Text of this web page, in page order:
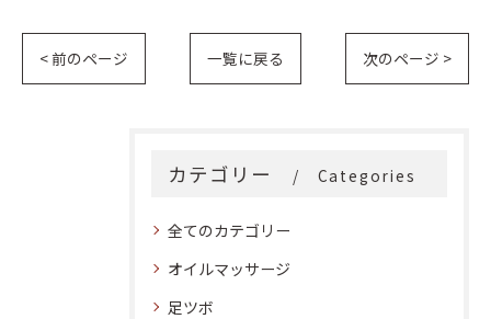
< 前のページ 一覧に戻る 次のページ >
カテゴリー Categories
全てのカテゴリー
オイルマッサージ
足ツボ